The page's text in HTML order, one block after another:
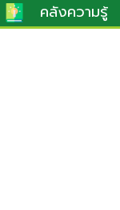
คลังความรู้